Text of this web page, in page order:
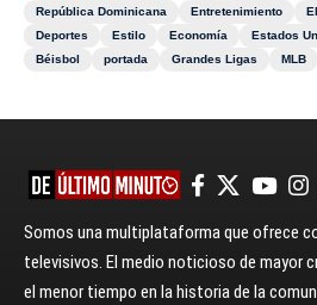
República Dominicana
Entretenimiento
Deportes
Estilo Economía Estados
Béisbol
portada Grandes Ligas MLB
Somos una multiplataforma que ofrece
televisivos. El medio noticioso de mayor
el menor tiempo en la historia de la